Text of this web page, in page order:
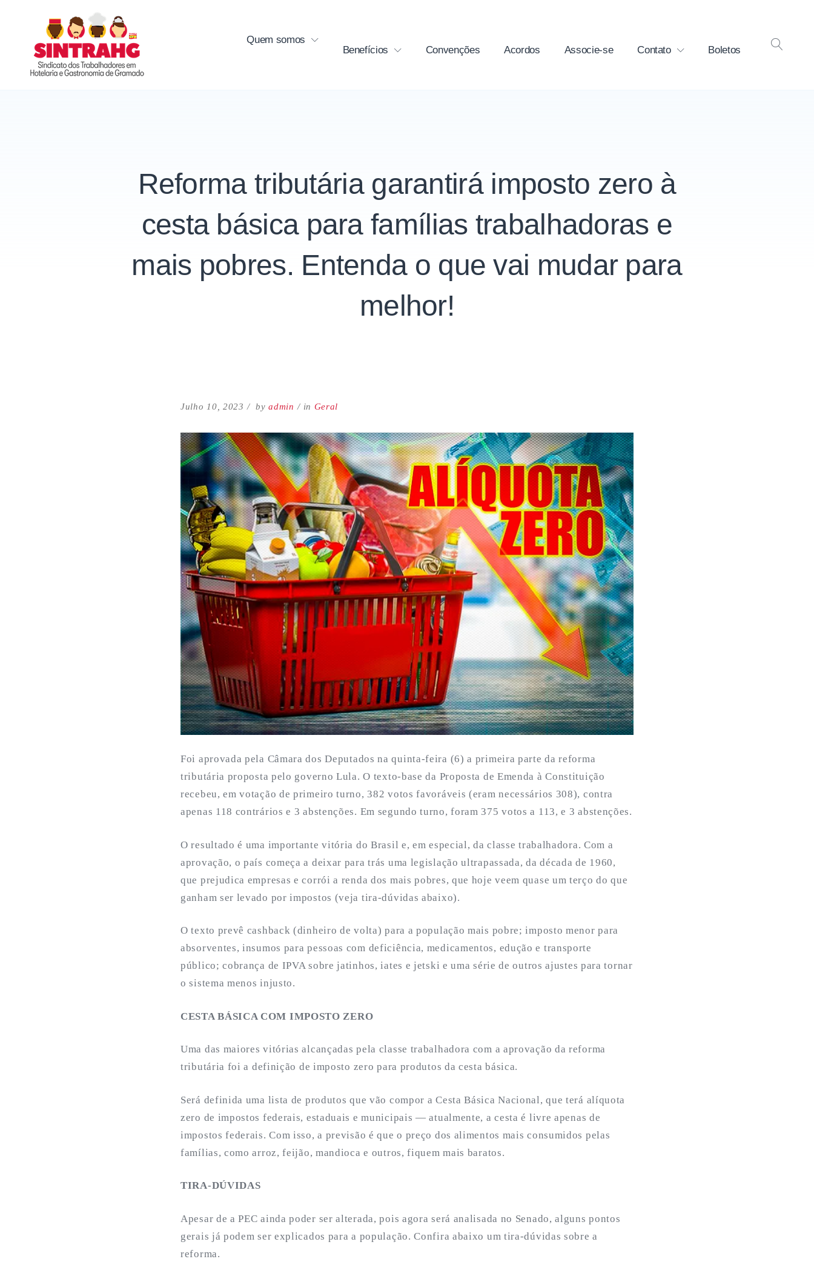
SINTRAHG
Quem somos
Benefícios
Convenções Acordos Associe-se Contato Boletos
Reforma tributária garantirá imposto zero à
cesta básica para famílias trabalhadoras e
mais pobres. Entenda o que vai mudar para
melhor!
Julho 10, 2023 byadmin in Geral
Foi aprovada pela Câmara dos Deputados na quinta-feira (6) a primeira parte da reforma
tributária proposta pelo governo Lula. O texto-base da Proposta de Emenda à Constituição
recebeu, em votação de primeiro turno, 382 votos favoráveis (eram necessários 308), contra
apenas 118 contrários e 3 abstenções. Em segundo turno, foram 375 votos a 113, e 3 abstenções.
O resultado é uma importante vitória do Brasil e, em especial, da classe trabalhadora. Com a
aprovação, o país começa a deixar para trás uma legislação ultrapassada, da década de 1960,
que prejudica empresas e corrói a renda dos mais pobres, que hoje veem quase um terço do que
ganham ser levado por impostos (veja tira-dúvidas abaixo).
O texto prevê cashback (dinheiro de volta) para a população mais pobre; imposto menor para
absorventes, insumos para pessoas com deficiência, medicamentos, edução e transporte
público; cobrança de IPVA sobre jatinhos, iates e jetski e uma série de outros ajustes para tornar
o sistema menos injusto.
CESTA BÁSICA COM IMPOSTO ZERO
Uma das maiores vitórias alcançadas pela classe trabalhadora com a aprovação da reforma
tributária foi a definição de imposto zero para produtos da cesta básica.
Será definida uma lista de produtos que vão compor a Cesta Básica Nacional, que terá alíquota
zero de impostos federais, estaduais e municipais — atualmente, a cesta é livre apenas de
impostos federais. Com isso, a previsão é que o preço dos alimentos mais consumidos pelas
famílias, como arroz, feijão, mandioca e outros, fiquem mais baratos.
TIRA-DÚVIDAS
Apesar de a PEC ainda poder ser alterada, pois agora será analisada no Senado, alguns pontos
gerais já podem ser explicados para a população. Confira abaixo um tira-dúvidas sobre a
reforma.